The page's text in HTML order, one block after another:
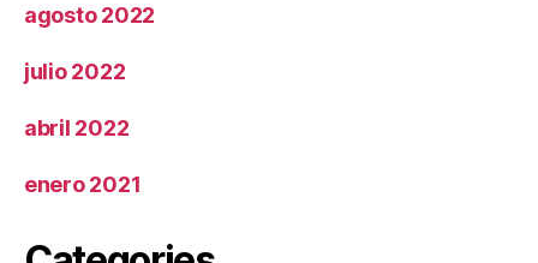
agosto 2022
julio 2022
abril 2022
enero 2021